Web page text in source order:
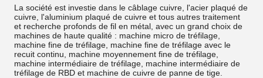
La société est investie dans le câblage cuivre, l'acier plaqué de
cuivre, l'aluminium plaqué de cuivre et tous autres traitement
et recherche profonds de fil en métal, avec un grand choix de
machines de haute qualité : machine micro de tréfilage,
machine fine de tréfilage, machine fine de tréfilage avec le
recuit continu, machine moyennement fine de tréfilage,
machine intermédiaire de tréfilage, machine intermédiaire de
tréfilage de RBD et machine de cuivre de panne de tige.